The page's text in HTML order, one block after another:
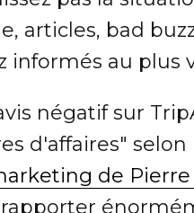
articles, bad
informés au plus
négatif sur
d'affaires"
de Pierre